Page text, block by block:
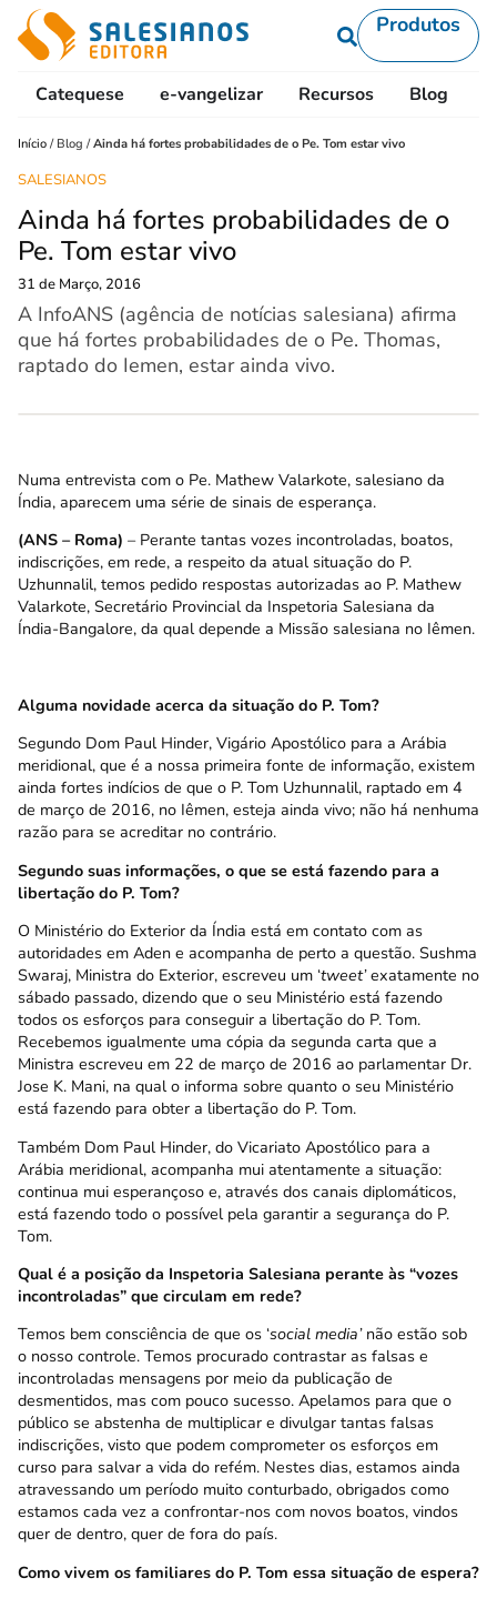
Produtos
Catequese e-vangelizar Recursos Blog
Início / Blog /Ainda há fortes probabilidades de o Pe. Tom estar vivo
SALESIANOS
Ainda há fortes probabilidades de o
Pe. Tom estar vivo
31 de Março, 2016
A InfoANS (agência de notícias salesiana) afirma
que há fortes probabilidades de o Pe. Thomas,
raptado do Iemen, estar ainda vivo.
Numa entrevista com o Pe. Mathew Valarkote, salesiano da
Índia, aparecem uma série de sinais de esperança.
(ANS – Roma) – Perante tantas vozes incontroladas, boatos,
indiscrições, em rede, a respeito da atual situação do P.
Uzhunnalil, temos pedido respostas autorizadas ao P. Mathew
Valarkote, Secretário Provincial da Inspetoria Salesiana da
Índia-Bangalore, da qual depende a Missão salesiana no Iêmen.
Alguma novidade acerca da situação do P. Tom?
Segundo Dom Paul Hinder, Vigário Apostólico para a Arábia
meridional, que é a nossa primeira fonte de informação, existem
ainda fortes indícios de que o P. Tom Uzhunnalil, raptado em 4
de março de 2016, no Iêmen, esteja ainda vivo; não há nenhuma
razão para se acreditar no contrário.
Segundo suas informações, o que se está fazendo para a
libertação do P. Tom?
O Ministério do Exterior da Índia está em contato com as
autoridades em Aden e acompanha de perto a questão. Sushma
Swaraj, Ministra do Exterior, escreveu um ‘tweet’exatamente no
sábado passado, dizendo que o seu Ministério está fazendo
todos os esforços para conseguir a libertação do P. Tom.
Recebemos igualmente uma cópia da segunda carta que a
Ministra escreveu em 22 de março de 2016 ao parlamentar Dr.
Jose K. Mani, na qual o informa sobre quanto o seu Ministério
está fazendo para obter a libertação do P. Tom.
Também Dom Paul Hinder, do Vicariato Apostólico para a
Arábia meridional, acompanha mui atentamente a situação:
continua mui esperançoso e, através dos canais diplomáticos,
está fazendo todo o possível pela garantir a segurança do P.
Tom.
Qual é a posição da Inspetoria Salesiana perante às “vozes
incontroladas” que circulam em rede?
Temos bem consciência de que os ‘social media’não estão sob
o nosso controle. Temos procurado contrastar as falsas e
incontroladas mensagens por meio da publicação de
desmentidos, mas com pouco sucesso. Apelamos para que o
público se abstenha de multiplicar e divulgar tantas falsas
indiscrições, visto que podem comprometer os esforços em
curso para salvar a vida do refém. Nestes dias, estamos ainda
atravessando um período muito conturbado, obrigados como
estamos cada vez a confrontar-nos com novos boatos, vindos
quer de dentro, quer de fora do país.
Como vivem os familiares do P. Tom essa situação de espera?